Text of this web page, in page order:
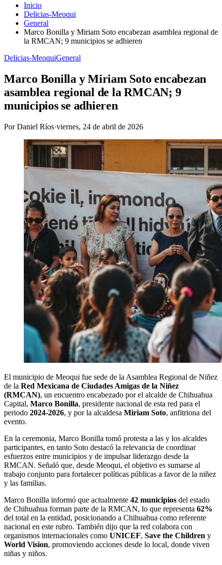
Inicio
Delicias-Meoqui
General
Marco Bonilla y Miriam Soto encabezan asamblea regional de
la RMCAN; 9 municipios se adhieren
Delicias-MeoquiGeneral
Marco Bonilla y Miriam Soto encabezan
asamblea regional de la RMCAN; 9
municipios se adhieren
PorDaniel Ríos·viernes, 24 de abril de 2026
El municipio de Meoqui fue sede de la Asamblea Regional de Niñez
de la Red Mexicana de Ciudades Amigas de la Niñez
(RMCAN), un encuentro encabezado por el alcalde de Chihuahua
Capital, Marco Bonilla, presidente nacional de esta red para el
periodo 2024-2026, y por la alcaldesa Miriam Soto, anfitriona del
evento.
En la ceremonia, Marco Bonilla tomó protesta a las y los alcaldes
participantes, en tanto Soto destacó la relevancia de coordinar
esfuerzos entre municipios y de impulsar liderazgo desde la
RMCAN. Señaló que, desde Meoqui, el objetivo es sumarse al
trabajo conjunto para fortalecer políticas públicas a favor de la niñez
y las familias.
Marco Bonilla informó que actualmente 42 municipios del estado
de Chihuahua forman parte de la RMCAN, lo que representa 62%
del total en la entidad, posicionando a Chihuahua como referente
nacional en este rubro. También dijo que la red colabora con
organismos internacionales como UNICEF, Save the Children y
World Vision, promoviendo acciones desde lo local, donde viven
niñas y niños.